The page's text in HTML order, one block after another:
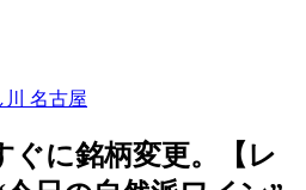
川 名古屋
ぐに銘柄変更。【レ